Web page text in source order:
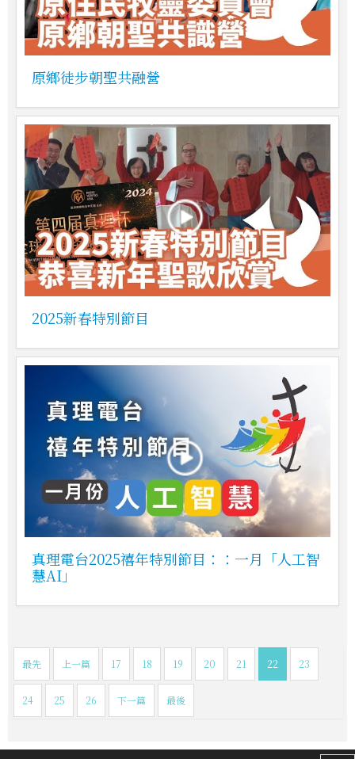
原鄉徒步朝聖共融營
2025新春特別節目
真理電台2025禧年特別節目：：一月「人工智
慧AI」
最先 上一篇 17 18 19 20 21 22 23
24 25 26 下一篇 最後